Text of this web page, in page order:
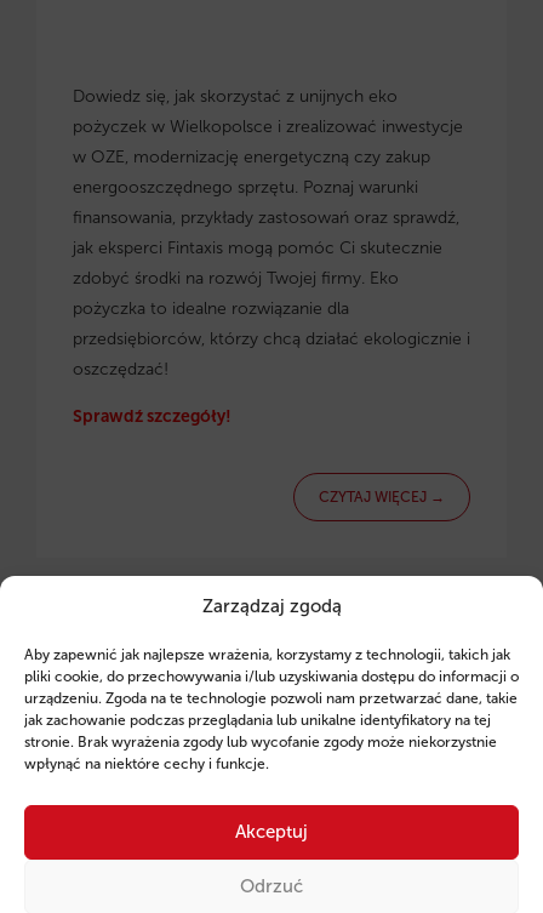
Zarządzaj zgodą
Aby zapewnić jak najlepsze wrażenia, korzystamy z technologii, takich jak
pliki cookie, do przechowywania i/lub uzyskiwania dostępu do informacji o
urządzeniu. Zgoda na te technologie pozwoli nam przetwarzać dane, takie
jak zachowanie podczas przeglądania lub unikalne identyfikatory na tej
stronie. Brak wyrażenia zgody lub wycofanie zgody może niekorzystnie
wpłynąć na niektóre cechy i funkcje.
Akceptuj
Odrzuć
Dowiedz się, jak skorzystać z unijnych eko
pożyczek w Wielkopolsce i zrealizować inwestycje
w OZE, modernizację energetyczną czy zakup
energooszczędnego sprzętu. Poznaj warunki
finansowania, przykłady zastosowań oraz sprawdź,
jak eksperci Fintaxis mogą pomóc Ci skutecznie
zdobyć środki na rozwój Twojej firmy. Eko
pożyczka to idealne rozwiązanie dla
przedsiębiorców, którzy chcą działać ekologicznie i
oszczędzać!
Sprawdź szczegóły!
CZYTAJ WIĘCEJ →
przedsiębiorców z regionu małopolskiego.